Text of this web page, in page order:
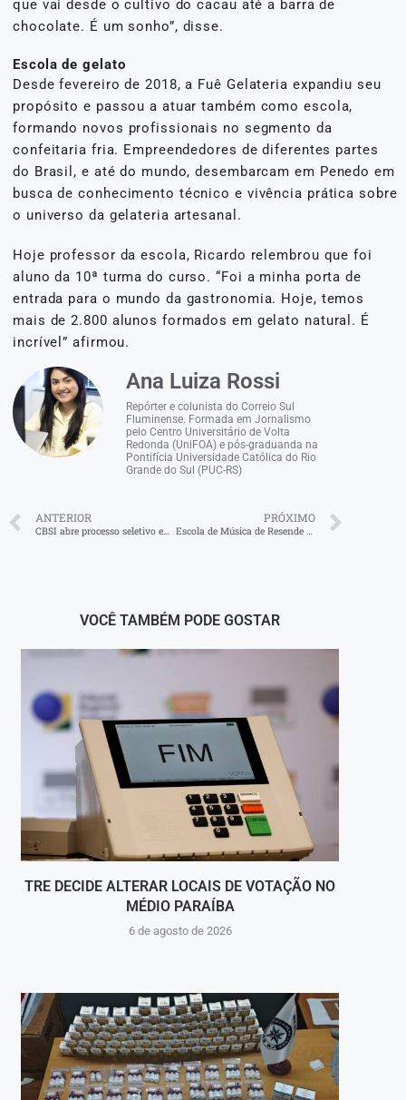
que vai desde o cultivo do cacau até a barra de
chocolate. É um sonho”, disse.
Escola de gelato
Desde fevereiro de 2018, a Fuê Gelateria expandiu seu
propósito e passou a atuar também como escola,
formando novos profissionais no segmento da
confeitaria fria. Empreendedores de diferentes partes
do Brasil, e até do mundo, desembarcam em Penedo em
busca de conhecimento técnico e vivência prática sobre
o universo da gelateria artesanal.
Hoje professor da escola, Ricardo relembrou que foi
aluno da 10ª turma do curso. “Foi a minha porta de
entrada para o mundo da gastronomia. Hoje, temos
mais de 2.800 alunos formados em gelato natural. É
incrível” afirmou.
Ana Luiza Rossi
Repórter e colunista do Correio Sul
Fluminense. Formada em Jornalismo
pelo Centro Universitário de Volta
Redonda (UniFOA) e pós-graduanda na
Pontifícia Universidade Católica do Rio
Grande do Sul (PUC-RS)
ANTERIOR
CBSI abre processo seletivo em Volta Redonda
PRÓXIMO
Escola de Música de Resende abre inscrições para cursos
VOCÊ TAMBÉM PODE GOSTAR
TRE DECIDE ALTERAR LOCAIS DE VOTAÇÃO NO
MÉDIO PARAÍBA
6 de agosto de 2026